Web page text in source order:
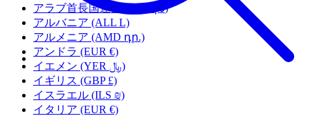
アラブ首長国連邦
(AED د.إ)
アルバニア (ALL L)
アルメニア (AMD դր.)
アンドラ (EUR €)
イエメン
(YER ﷼)
イギリス (GBP £)
イスラエル (ILS ₪)
イタリア (EUR €)